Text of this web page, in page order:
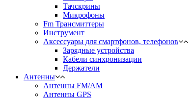
Тачскрины
Микрофоны
Fm Трансмиттеры
Инструмент
Аксессуары для смартфонов, телефонов
Зарядные устройства
Кабели синхронизации
Держатели
Антенны
Антенны FM/AM
Антенны GPS